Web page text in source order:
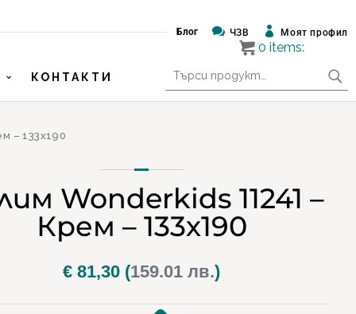
Блог  ЧЗВ  Моят профил
КОНТАКТИ
за:
– 133х190
Wonderkids 11241 –
Крем – 133х190
€ 81,30 (159.01 лв.)
0 items: